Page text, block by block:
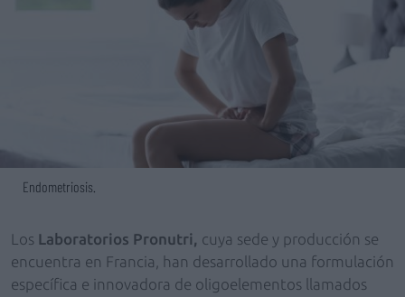
Endometriosis.
Los Laboratorios Pronutri, cuya sede y producción se
encuentra en Francia, han desarrollado una formulación
específica e innovadora de oligoelementos llamados